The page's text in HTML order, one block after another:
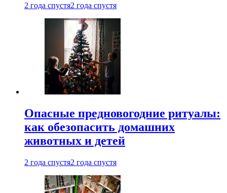
2 года спустя2 года спустя
Опасные предновогодние ритуалы:
как обезопасить домашних
животных и детей
2 года спустя2 года спустя